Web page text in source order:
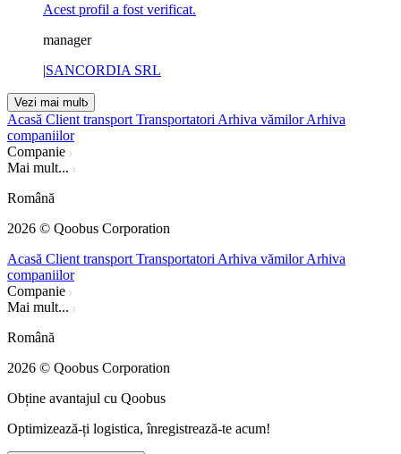
Acest profil a fost verificat.
manager
|SANCORDIA SRL
Vezi mai mult
Acasă Client transport Transportatori Arhiva vămilor Arhiva
companiilor
Companie
Mai mult...
Română
2026 © Qoobus Corporation
Acasă Client transport Transportatori Arhiva vămilor Arhiva
companiilor
Companie
Mai mult...
Română
2026 © Qoobus Corporation
Obține avantajul cu Qoobus
Optimizează-ți logistica, înregistrează-te acum!